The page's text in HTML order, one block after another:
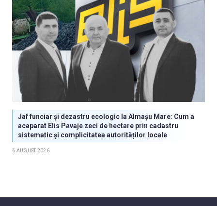
Jaf funciar și dezastru ecologic la Almașu Mare: Cum a
acaparat Elis Pavaje zeci de hectare prin cadastru
sistematic și complicitatea autorităților locale
6 AUGUST 2026